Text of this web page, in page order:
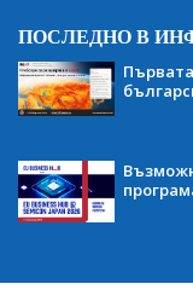
ПОСЛЕДНО В